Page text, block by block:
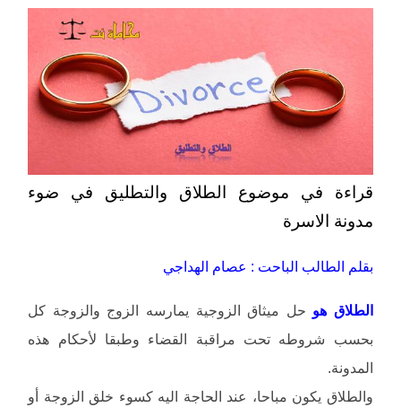
قراءة في موضوع الطلاق والتطليق في ضوء
مدونة الاسرة
بقلم الطالب الباحت : عصام الهداجي
الطلاق هو حل ميثاق الزوجية يمارسه الزوج والزوجة كل
بحسب شروطه تحت مراقبة القضاء وطبقا لأحكام هذه
المدونة.
والطلاق يكون مباحا، عند الحاجة اليه كسوء خلق الزوجة أو